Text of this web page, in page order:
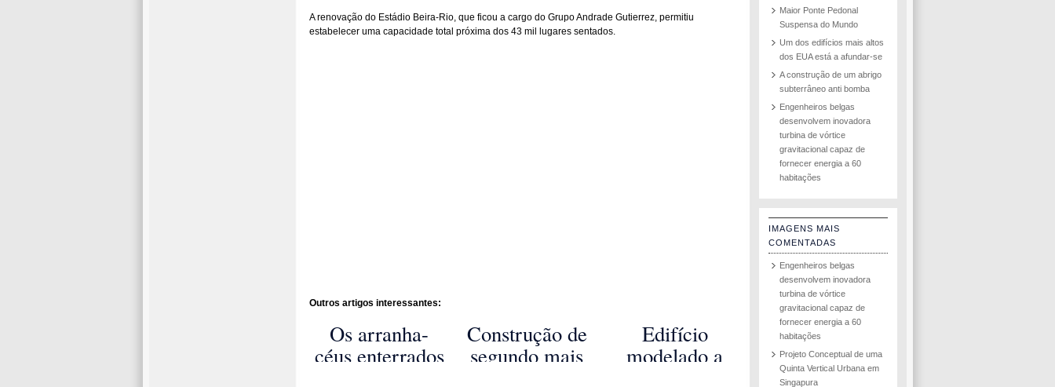
A renovação do Estádio Beira-Rio, que ficou a cargo do Grupo Andrade Gutierrez, permitiu
estabelecer uma capacidade total próxima dos 43 mil lugares sentados.
Outros artigos interessantes:
Os arranha-
céus enterrados
Construção de
segundo mais
Edifício
modelado a
Maior Ponte Pedonal
Suspensa do Mundo
Um dos edifícios mais altos
dos EUA está a afundar-se
A construção de um abrigo
subterrâneo anti bomba
Engenheiros belgas
desenvolvem inovadora
turbina de vórtice
gravitacional capaz de
fornecer energia a 60
habitações
IMAGENS MAIS
COMENTADAS
Engenheiros belgas
desenvolvem inovadora
turbina de vórtice
gravitacional capaz de
fornecer energia a 60
habitações
Projeto Conceptual de uma
Quinta Vertical Urbana em
Singapura